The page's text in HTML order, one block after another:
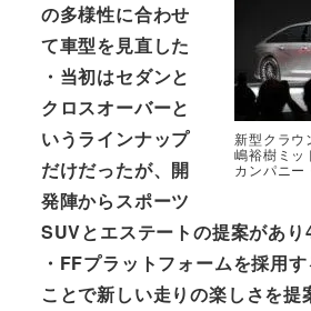
新型クラウ
嶋裕樹ミッ
カンパニー
の多様性に合わせ
て車型を見直した
・当初はセダンと
クロスオーバーと
いうラインナップ
だけだったが、開
発陣からスポーツ
SUVとエステートの提案があり
・FFプラットフォームを採用
ことで新しい走りの楽しさを提